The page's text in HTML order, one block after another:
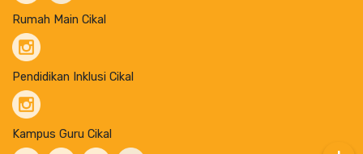
Rumah Main Cikal
Pendidikan Inklusi Cikal
Kampus Guru Cikal